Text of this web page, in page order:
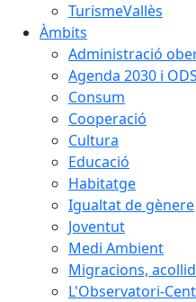
TurismeVallès
Àmbits
Administració
Agenda 2030 i ODS
Consum
Cooperació
Cultura
Educació
Habitatge
Igualtat de gènere
Joventut
Medi Ambient
Migracions,
L'Observatori-